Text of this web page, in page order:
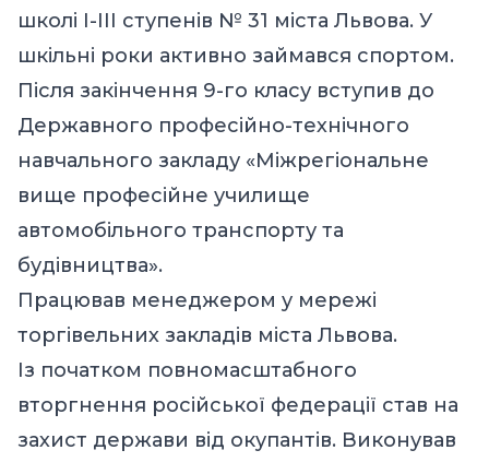
школі І-ІІІ ступенів № 31 міста Львова. У
шкільні роки активно займався спортом.
Після закінчення 9-го класу вступив до
Державного професійно-технічного
навчального закладу «Міжрегіональне
вище професійне училище
автомобільного транспорту та
будівництва».
Працював менеджером у мережі
торгівельних закладів міста Львова.
Із початком повномасштабного
вторгнення російської федерації став на
захист держави від окупантів. Виконував